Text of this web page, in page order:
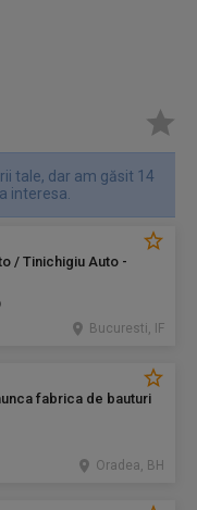
tale, dar am găsit 14
interesa.
/ Tinichigiu Auto -
Bucuresti, IF
fabrica de bauturi
Oradea, BH